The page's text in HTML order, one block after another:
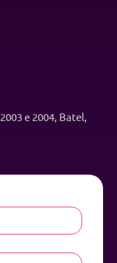
e 2004, Batel,